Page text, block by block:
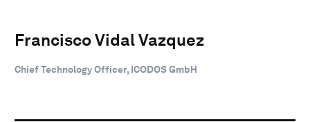
Francisco Vidal Vazquez
Chief Technology Officer, ICODOS GmbH